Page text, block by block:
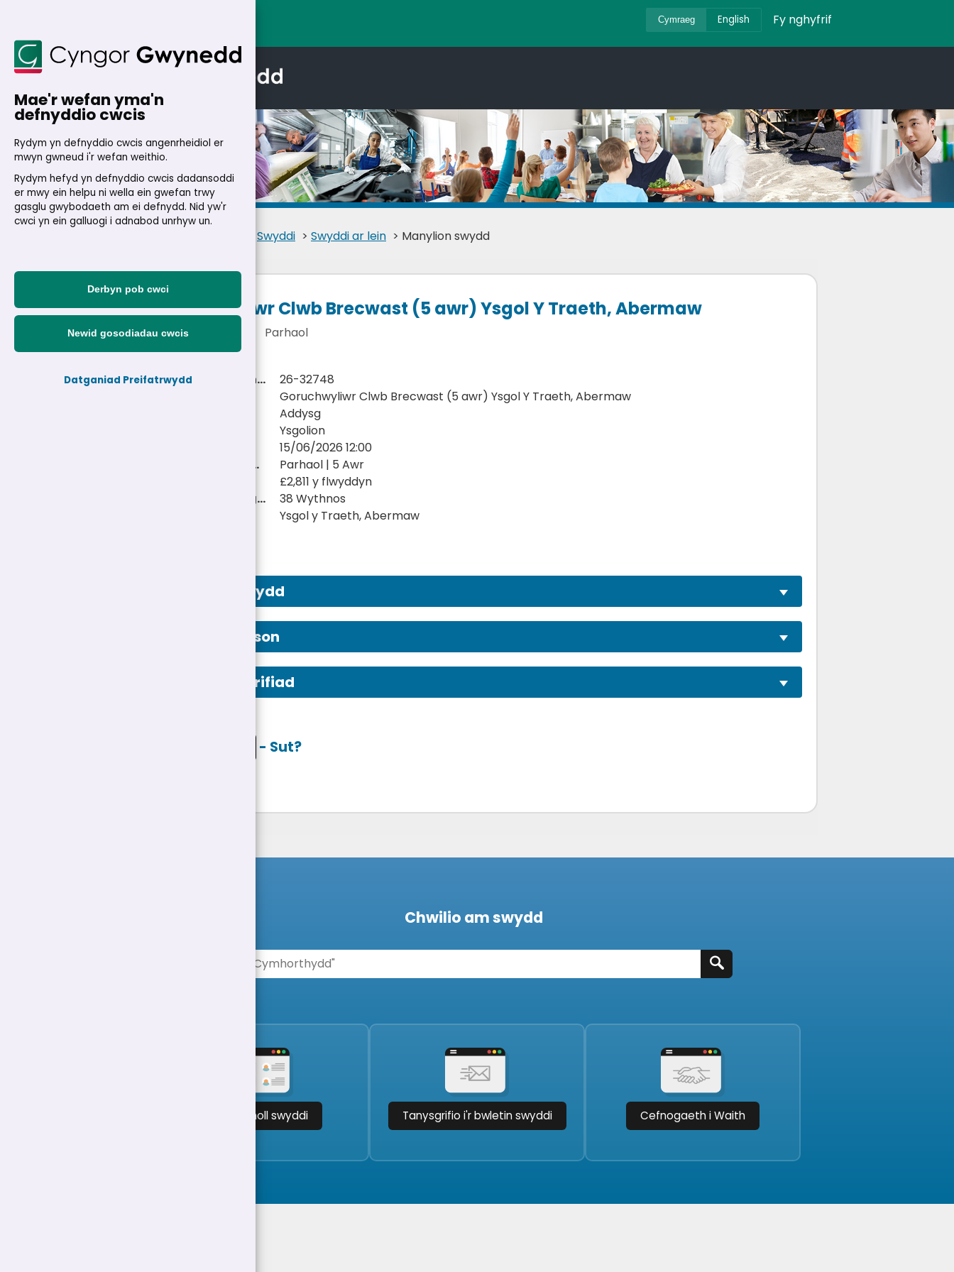
Cymraeg English Fy nghyfrif
Manylion
Swyddi > Swyddi ar lein > Manylion swydd
Goruchwyliwr Clwb Brecwast (5 awr) Ysgol Y Traeth, Abermaw
£2,811 y flwyddyn Parhaol
Cyfeirnod personel:
26-32748
Goruchwyliwr Clwb Brecwast (5 awr) Ysgol Y Traeth, Abermaw
Addysg
Ysgolion
15/06/2026 12:00
Math Swydd/Oriau:
Parhaol | 5 Awr
£2,811 y flwyddyn
Swydd tymor ysgol:
38 Wythnos
Ysgol y Traeth, Abermaw
Hysbyseb Swydd
Manylion Person
Swydd Ddisgrifiad
- Sut?
Chwilio am swydd
Gweld holl swyddi Tanysgrifio i'r bwletin swyddi Cefnogaeth i Waith
Mae'r wefan yma'n
defnyddio cwcis
Rydym yn defnyddio cwcis angenrheidiol er
mwyn gwneud i'r wefan weithio.
Rydym hefyd yn defnyddio cwcis dadansoddi
er mwy ein helpu ni wella ein gwefan trwy
gasglu gwybodaeth am ei defnydd. Nid yw'r
cwci yn ein galluogi i adnabod unrhyw un.
Derbyn pob cwci
Newid gosodiadau cwcis
Datganiad Preifatrwydd